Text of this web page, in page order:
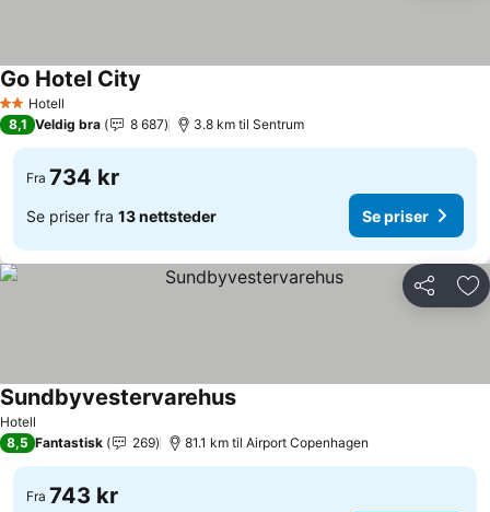
2 Stjerner
Hotell
Go Hotel City
8,1 Veldig bra 8 687 3.8 km til Sentrum
Fra 734 kr
Se priser fra 13 nettsteder Se priser
Del
Hotell
Sundbyvestervarehus
8,5 Fantastisk 269 81.1 km til Airport Copenhagen
Fra 743 kr